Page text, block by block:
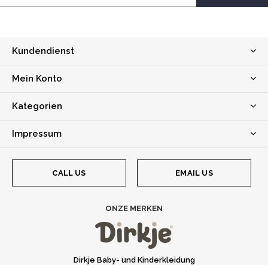
Kundendienst
Mein Konto
Kategorien
Impressum
CALL US EMAIL US
ONZE MERKEN
Dirkje Baby- und Kinderkleidung